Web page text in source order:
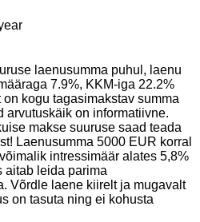
laenusumma puhul, laenu
7.9%, KKM-iga 22.2%
kogu tagasimakstav summa
arvutuskäik on informatiivne.
makse suuruse saad teada
Laenusumma 5000 EUR korral
intressimäär alates 5,8%
aitab leida parima
Võrdle laene kiirelt ja mugavalt
on tasuta ning ei kohusta